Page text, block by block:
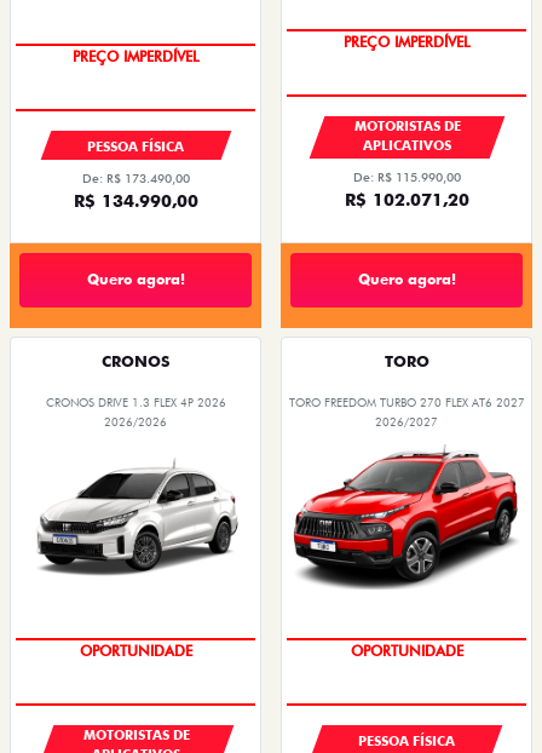
PESSOA FÍSICA
De: R$ 173.490,00
R$ 134.990,00
Quero agora!
PREÇO IMPERDÍVEL
MOTORISTAS DE
APLICATIVOS
De: R$ 115.990,00
R$ 102.071,20
Quero agora!
CRONOS
CRONOS DRIVE 1.3 FLEX 4P 2026
2026/2026
OPORTUNIDADE
MOTORISTAS DE
TORO
TORO FREEDOM TURBO 270 FLEX AT6 2027
2026/2027
PESSOA FÍSICA